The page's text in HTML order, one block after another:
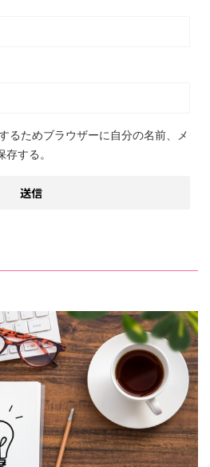
るためブラウザーに自分の名前、メ
する。